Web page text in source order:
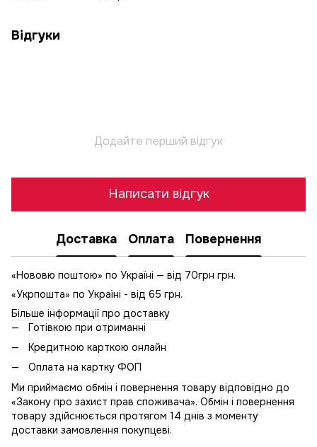
Відгуки
Додайте перший відгук
Написати відгук
Доставка Оплата Повернення
«Нововю поштою» по Україні — від 70грн грн.
«Укрпошта» по Україні - від 65 грн.
Більше інформації про доставку
Готівкою при отриманні
Кредитною карткою онлайн
Оплата на картку ФОП
Ми приймаємо обмін і повернення товару відповідно до
«Закону про захист прав споживача». Обмін і повернення
товару здійснюється протягом 14 днів з моменту
доставки замовлення покупцеві.